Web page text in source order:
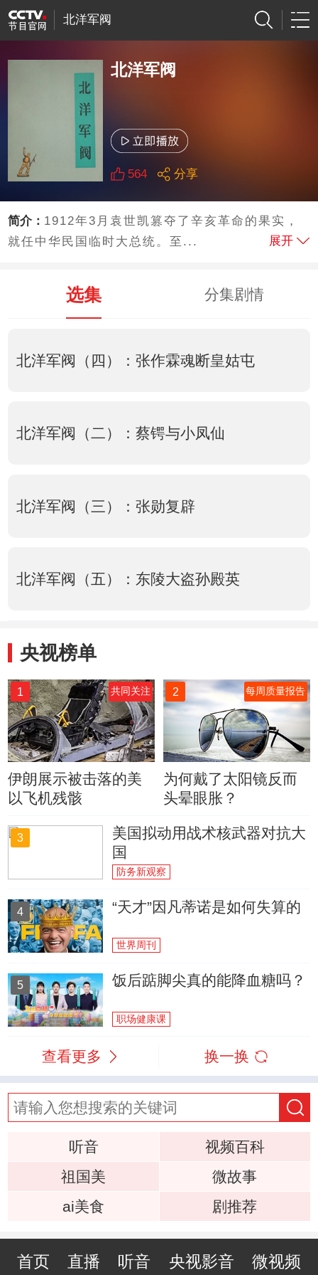
北洋军阀
北洋军阀
564 分享
简介： 1912年3月袁世凯篡夺了辛亥革命的果实，
就任中华民国临时大总统。至...
展开
选集 分集剧情
北洋军阀（四）：张作霖魂断皇姑屯
北洋军阀（二）：蔡锷与小凤仙
北洋军阀（三）：张勋复辟
北洋军阀（五）：东陵大盗孙殿英
央视榜单
1 共同关注
伊朗展示被击落的美
以飞机残骸
2 每周质量报告
为何戴了太阳镜反而
头晕眼胀？
3
美国拟动用战术核武器对抗大
国
防务新观察
4 “天才”因凡蒂诺是如何失算的
世界周刊
5 饭后踮脚尖真的能降血糖吗？
职场健康课
查看更多 换一换
听音
视频百科
祖国美
微故事
ai美食
剧推荐
首页 直播 听音 央视影音 微视频